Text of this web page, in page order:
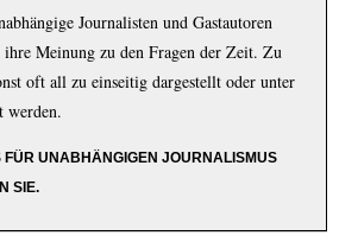
Journalisten und Gastautoren
Meinung zu den Fragen der Zeit. Zu
oft all zu einseitig dargestellt oder unter
werden.
FÜR UNABHÄNGIGEN JOURNALISMUS
SIE.